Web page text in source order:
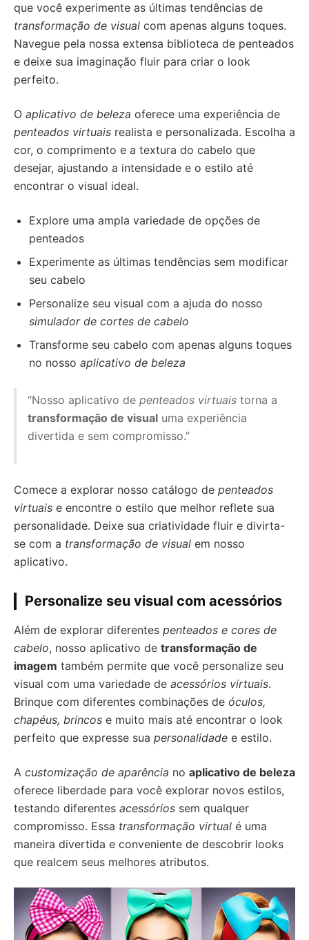
que você experimente as últimas tendências de
transformação de visual com apenas alguns toques.
Navegue pela nossa extensa biblioteca de penteados
e deixe sua imaginação fluir para criar o look
perfeito.
O aplicativo de beleza oferece uma experiência de
penteados virtuais realista e personalizada. Escolha a
cor, o comprimento e a textura do cabelo que
desejar, ajustando a intensidade e o estilo até
encontrar o visual ideal.
Explore uma ampla variedade de opções de
penteados
Experimente as últimas tendências sem modificar
seu cabelo
Personalize seu visual com a ajuda do nosso
simulador de cortes de cabelo
Transforme seu cabelo com apenas alguns toques
no nosso aplicativo de beleza
“Nosso aplicativo de penteados virtuais torna a
transformação de visual uma experiência
divertida e sem compromisso.”
Comece a explorar nosso catálogo de penteados
virtuais e encontre o estilo que melhor reflete sua
personalidade. Deixe sua criatividade fluir e divirta-
se com a transformação de visual em nosso
aplicativo.
Personalize seu visual com acessórios
Além de explorar diferentes penteados e cores de
cabelo, nosso aplicativo de transformação de
imagem também permite que você personalize seu
visual com uma variedade de acessórios virtuais.
Brinque com diferentes combinações de óculos,
chapéus, brincos e muito mais até encontrar o look
perfeito que expresse sua personalidade e estilo.
A customização de aparência no aplicativo de beleza
oferece liberdade para você explorar novos estilos,
testando diferentes acessórios sem qualquer
compromisso. Essa transformação virtual é uma
maneira divertida e conveniente de descobrir looks
que realcem seus melhores atributos.